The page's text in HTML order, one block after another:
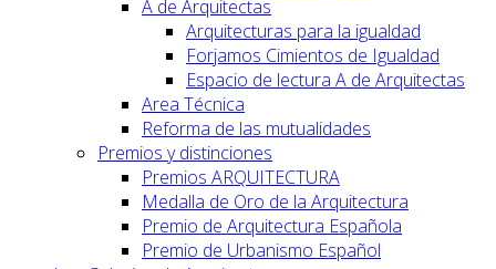
A de Arquitectas
Arquitecturas para la igualdad
Forjamos Cimientos de Igualdad
Espacio de lectura A de Arquitectas
Area Técnica
Reforma de las mutualidades
Premios y distinciones
Premios ARQUITECTURA
Medalla de Oro de la Arquitectura
Premio de Arquitectura Española
Premio de Urbanismo Español